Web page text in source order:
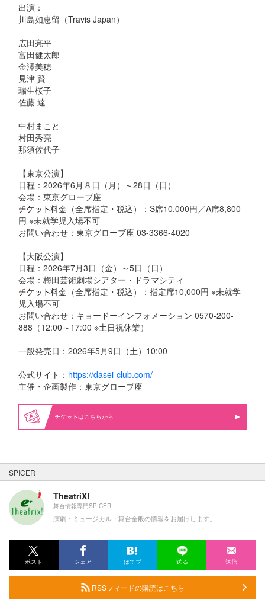
出演：
川島如恵留（Travis Japan）
広田亮平
富田健太郎
金澤美穂
見津 賢
瑞生桜子
佐藤 達
中村まこと
村田秀亮
那須佐代子
【東京公演】
日程：2026年6月８日（月）～28日（日）
会場：東京グローブ座
料金（全席指定・税込）：S席10,000円／A席8,800
円 ※未就学児入場不可
お問い合わせ：東京グローブ座 03-3366-4020
【大阪公演】
日程：2026年7月3日（金）～5日（日）
会場：梅田芸術劇場シアター・ドラマシティ
料金（全席指定・税込）：指定席10,000円 ※未就学
児入場不可
お問い合わせ：キョードーインフォメーション 0570-200-
888（12:00～17:00 ※土日祝休業）
一般発売日：2026年5月9日（土）10:00
公式サイト： https://dasei-club.com/
主催・企画製作：東京グローブ座
はこちらから
SPICER
TheatriX!
舞台情報専門SPICER
演劇・ミュージカル・舞台全般の情報をお届けします。
ポスト シェア はてブ 送る 送信
RSSフィードの購読はこちら